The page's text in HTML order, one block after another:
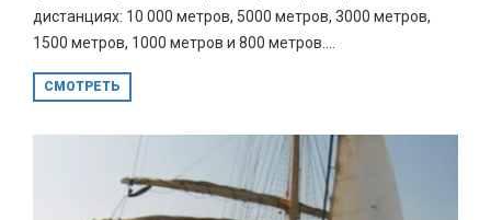
дистанциях: 10 000 метров, 5000 метров, 3000 метров,
1500 метров, 1000 метров и 800 метров....
СМОТРЕТЬ